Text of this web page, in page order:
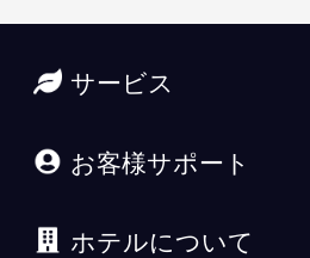
サービス
お客様サポート
ホテルについて